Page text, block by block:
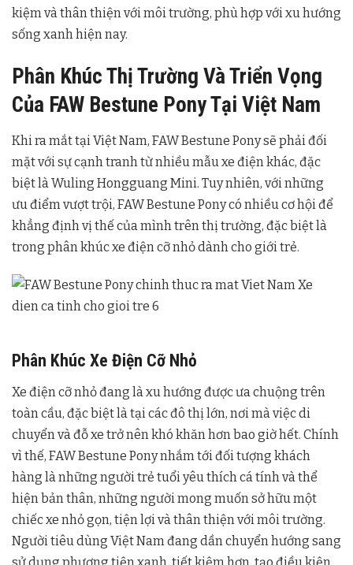
kiệm và thân thiện với môi trường, phù hợp với xu hướng
sống xanh hiện nay.
Phân Khúc Thị Trường Và Triển Vọng
Của FAW Bestune Pony Tại Việt Nam
Khi ra mắt tại Việt Nam, FAW Bestune Pony sẽ phải đối
mặt với sự cạnh tranh từ nhiều mẫu xe điện khác, đặc
biệt là Wuling Hongguang Mini. Tuy nhiên, với những
ưu điểm vượt trội, FAW Bestune Pony có nhiều cơ hội để
khẳng định vị thế của mình trên thị trường, đặc biệt là
trong phân khúc xe điện cỡ nhỏ dành cho giới trẻ.
Phân Khúc Xe Điện Cỡ Nhỏ
Xe điện cỡ nhỏ đang là xu hướng được ưa chuộng trên
toàn cầu, đặc biệt là tại các đô thị lớn, nơi mà việc di
chuyển và đỗ xe trở nên khó khăn hơn bao giờ hết. Chính
vì thế, FAW Bestune Pony nhắm tới đối tượng khách
hàng là những người trẻ tuổi yêu thích cá tính và thể
hiện bản thân, những người mong muốn sở hữu một
chiếc xe nhỏ gọn, tiện lợi và thân thiện với môi trường.
Người tiêu dùng Việt Nam đang dần chuyển hướng sang